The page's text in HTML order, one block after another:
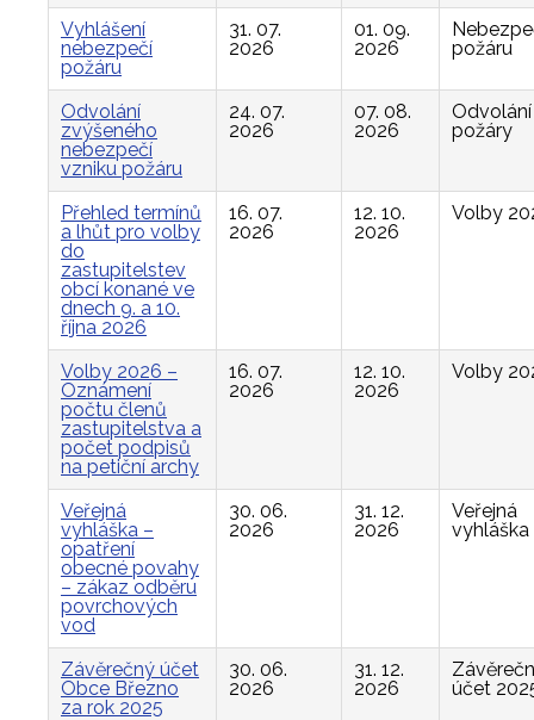
Vyhlášení
nebezpečí
požáru
31. 07.
2026
01. 09.
2026
požáru
Odvolání
zvýšeného
nebezpečí
vzniku požáru
24. 07.
2026
07. 08.
2026
Odvolání
požáry
Přehled termínů
a lhůt pro volby
do
zastupitelstev
obcí konané ve
dnech 9. a 10.
října 2026
16. 07.
2026
12. 10.
2026
Volby
Volby 2026 –
Oznámení
počtu členů
zastupitelstva a
počet podpisů
na petiční archy
16. 07.
2026
12. 10.
2026
Volby
Veřejná
vyhláška –
opatření
obecné povahy
– zákaz odběru
povrchových
vod
30. 06.
2026
31. 12.
2026
Veřejná
vyhláška
Závěrečný účet
Obce Březno
za rok 2025
30. 06.
2026
31. 12.
2026
účet